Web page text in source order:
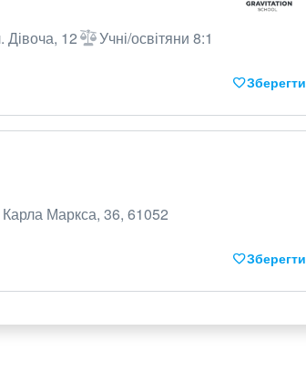
Дівоча, 12 Учні/освітяни 8:1
Зберегти
Карла Маркса, 36, 61052
Зберегти